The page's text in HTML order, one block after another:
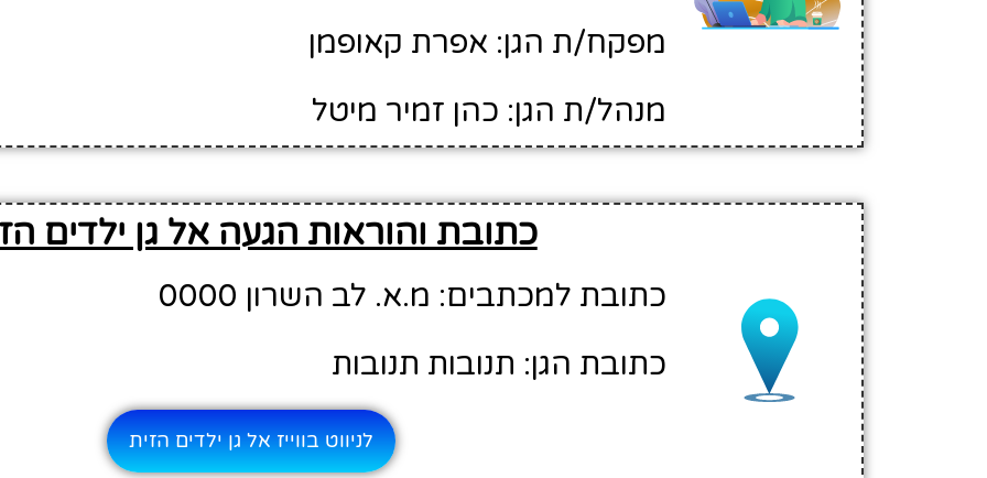
מפקח/ת הגן: אפרת קאופמן
מנהל/ת הגן: כהן זמיר מיטל
כתובת והוראות הגעה אל גן ילדים
כתובת למכתבים: מ.א. לב השרון 0000
כתובת הגן: תנובות תנובות
לניווט בווייז אל גן ילדים הזית